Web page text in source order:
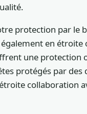
protection par
en
une
protégés par
collaboration